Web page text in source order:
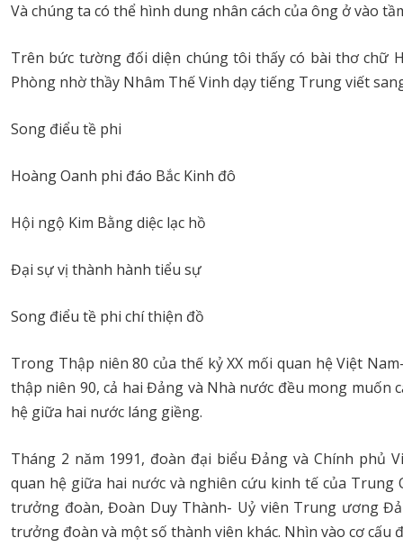
Và chúng ta có thể hình dung nhân cách của ông ở vào
Trên bức tường đối diện chúng tôi thấy có bài thơ chữ
Phòng nhờ thầy Nhâm Thế Vinh dạy tiếng Trung viết
Song điểu tề phi
Hoàng Oanh phi đáo Bắc Kinh đô
Hội ngộ Kim Bằng diệc lạc hồ
Đại sự vị thành hành tiểu sự
Song điểu tề phi chí thiện đồ
Trong Thập niên 80 của thế kỷ XX mối quan hệ Việt
thập niên 90, cả hai Đảng và Nhà nước đều mong
hệ giữa hai nước láng giềng.
Tháng 2 năm 1991, đoàn đại biểu Đảng và Chính phủ
quan hệ giữa hai nước và nghiên cứu kinh tế của
trưởng đoàn, Đoàn Duy Thành- Uỷ viên Trung ương
trưởng đoàn và một số thành viên khác. Nhìn vào cơ cấu